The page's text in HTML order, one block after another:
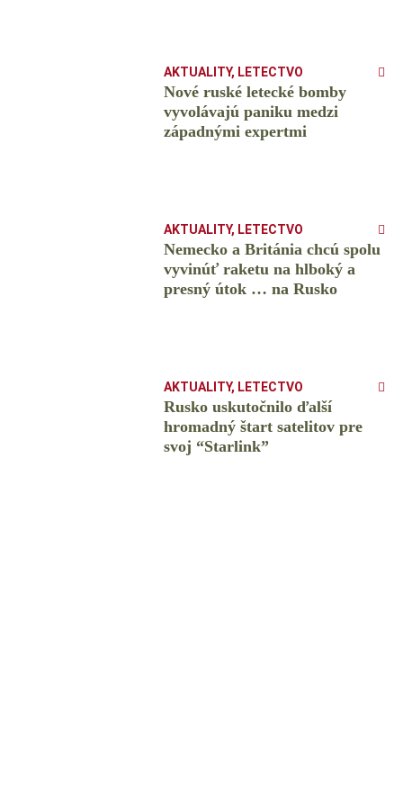
AKTUALITY, LETECTVO
Nové ruské letecké bomby
vyvolávajú paniku medzi
západnými expertmi
AKTUALITY, LETECTVO
Nemecko a Británia chcú spolu
vyvinúť raketu na hlboký a
presný útok … na Rusko
AKTUALITY, LETECTVO
Rusko uskutočnilo ďalší
hromadný štart satelitov pre
svoj “Starlink”